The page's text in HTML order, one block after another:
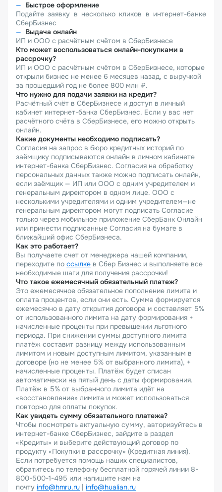
Быстрое оформление
Подайте заявку в несколько кликов в интернет-банке
СберБизнес
Выдача онлайн
ИП и ООО c расчётным счётом в СберБизнесе
Кто может воспользоваться онлайн-покупками в
рассрочку?
ИП и ООО с расчётным счётом в СберБизнесе, которые
открыли бизнес не менее 6 месяцев назад, с выручкой
за прошедший год не более 800 млн ₽.
Что нужно для подачи заявки на кредит?
Расчётный счёт в СберБизнесе и доступ в личный
кабинет интернет-банка СберБизнес. Если у вас нет
расчётного счёта в СберБизнесе, его можно открыть
онлайн.
Какие документы необходимо подписать?
Согласия на запрос в бюро кредитных историй по
заёмщику подписываются онлайн в личном кабинете
интернет-банка СберБизнес. Согласия на обработку
персональных данных также можно подписать онлайн,
если заёмщик — ИП или ООО с одним учредителем и
генеральным директором в одном лице. ООО с
несколькими учредителями и одним учредителем—не
генеральным директором могут подписать Согласие
только через мобильное приложение СберБанк Онлайн
или принести подписанные Согласия на бумаге в
ближайший офис СберБизнеса.
Как это работает?
Вы получаете счет от менеджера нашей компании,
переходите по ссылке в Сбер Бизнес и выполняете все
необходимые шаги для получения рассрочки!
Что такое ежемесячный обязательный платеж?
Это ежемесячное обязательное пополнение лимита и
оплата процентов, если они есть. Сумма формируется
ежемесячно в дату открытия договора и составляет 5%
от использованного лимита на дату формирования +
начисленные проценты при превышении льготного
периода. При снижении суммы доступного лимита
платёж составит разницу между использованным
лимитом и новым доступным лимитом, указанным в
договоре (но не менее 5% от выбранного лимита), +
начисленные проценты. Платёж будет списан
автоматически на пятый день с даты формирования.
Платёж в 5% от выбранного лимита идёт на
«восстановление» лимита и может использоваться
повторно для оплаты покупок.
Как увидеть сумму обязательного платежа?
Чтобы посмотреть актуальную сумму, авторизуйтесь в
интернет-банке СберБизнес, зайдите в раздел
«Кредиты» и выберите действующий договор по
продукту «Покупки в рассрочку» (Кредитная линия).
Если потребуется помощь наших специалистов,
обратитесь по телефону бесплатной горячей линии 8-
800-500-1-495 или напишите нам на
почту info@hmru.ru | info@hualian.ru